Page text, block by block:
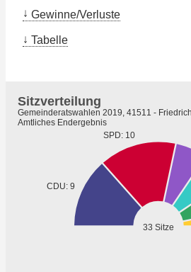
Gewinne/Verluste
Tabelle
33 Sitze
CDU: 9
SPD: 10
Sitzverteilung
Gemeinderatswahlen 2019, 41511 -
Amtliches Endergebnis